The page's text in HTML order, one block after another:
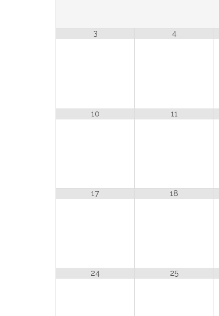
3 4
10 11
17 18
24 25